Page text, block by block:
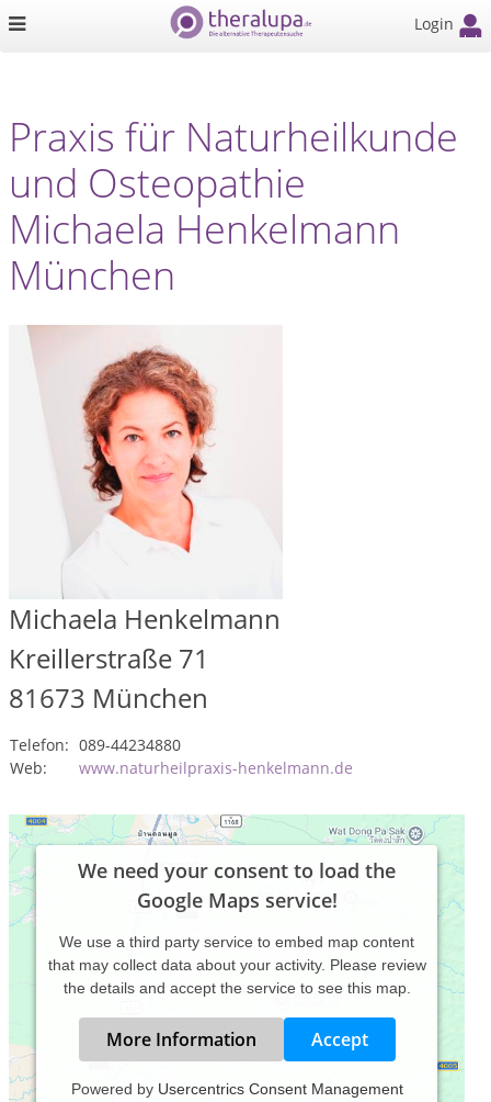
Login
Praxis für Naturheilkunde
und Osteopathie
Michaela Henkelmann
München
Michaela Henkelmann
Kreillerstraße 71
81673 München
Telefon: 089-44234880
Web:
www.naturheilpraxis-henkelmann.de
We need your consent to load the
Google Maps service!
We use a third party service to embed map content
that may collect data about your activity. Please review
the details and accept the service to see this map.
More Information Accept
Powered by Usercentrics Consent Management